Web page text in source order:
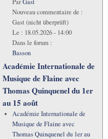
Nouveau commentaire de :
Gast (nicht überprüft)
Le : 18.05.2026 - 14:00
Dans le forum :
Basson
Académie Internationale de
Musique de Flaine avec
Thomas Quinquenel du 1er
au 15 août
Académie Internationale de
Musique de Flaine avec
Thomas Quinquenel du 1er au